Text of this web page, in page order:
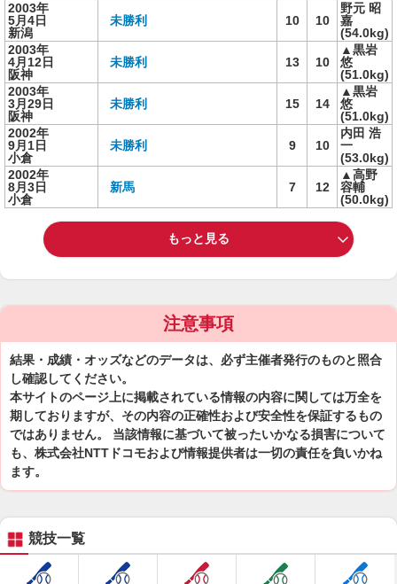
2003年
5月4日
新潟
未勝利 10 10
野元 昭
嘉
(54.0kg)
2003年
4月12日
阪神
未勝利 13 10
▲黒岩
悠
(51.0kg)
2003年
3月29日
阪神
未勝利 15 14
▲黒岩
悠
(51.0kg)
2002年
9月1日
小倉
未勝利 9 10
内田 浩
一
(53.0kg)
2002年
8月3日
小倉
新馬 7 12
▲高野
容輔
(50.0kg)
もっと見る
注意事項
結果・成績・オッズなどのデータは、必ず主催者発行のものと照合
し確認してください。
本サイトのページ上に掲載されている情報の内容に関しては万全を
期しておりますが、その内容の正確性および安全性を保証するもの
ではありません。 当該情報に基づいて被ったいかなる損害について
も、株式会社NTTドコモおよび情報提供者は一切の責任を負いかね
ます。
競技一覧